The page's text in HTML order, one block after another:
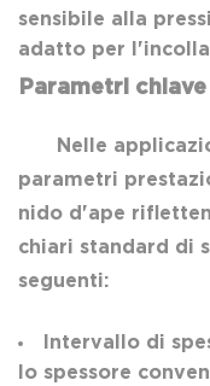
sensibile alla
adatto per
Parametri
Nelle
parametri
nido d'ape
chiari standard di
seguenti:
Intervallo di
lo spessore